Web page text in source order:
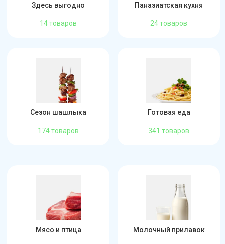
Здесь выгодно
14 товаров
Паназиатская кухня
24 товаров
Сезон шашлыка
174 товаров
Готовая еда
341 товаров
Мясо и птица Молочный прилавок